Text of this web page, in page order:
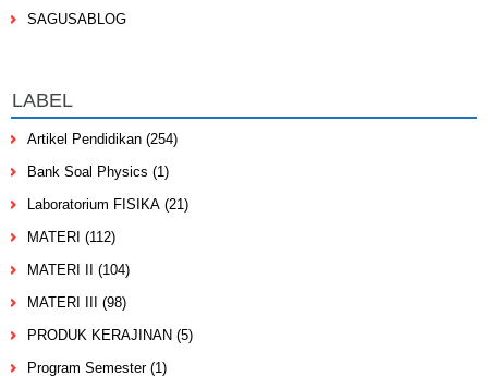
SAGUSABLOG
LABEL
Artikel Pendidikan (254)
Bank Soal Physics (1)
Laboratorium FISIKA (21)
MATERI (112)
MATERI II (104)
MATERI III (98)
PRODUK KERAJINAN (5)
Program Semester (1)